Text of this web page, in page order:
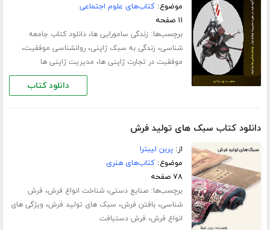
موضوع:کتاب‌های علوم اجتماعی
۱۱ صفحه
برچسب‌ها: زندگی سامورایی ها،دانلود کتاب جامعه
شناسی، زندگی به سبک ژاپنی،روانشناسی موفقیت،
موفقیت در تجارت ژاپنی ها، مدیریت ژاپنی ها
دانلود کتاب
دانلود کتاب سبک های تولید فرش
از:پربن لیبترا
موضوع:کتاب‌های هنری
۷۸ صفحه
برچسب‌ها:صنایع دستی،شناخت انواع فرش، فرش
شناسی،بافتن فرش، سبک های تولید فرش، ویژگی های
انواع فرش، فرش دستبافت